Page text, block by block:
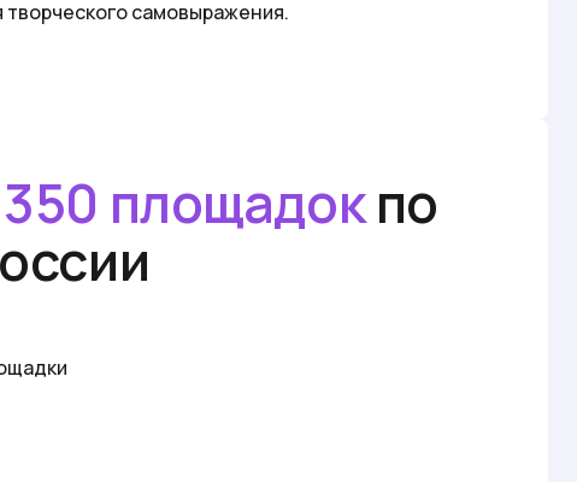
самовыражения.
350 площадокпо